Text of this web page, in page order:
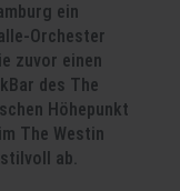
ein
Orchester
zuvor einen
des The
Höhepunkt
The Westin
ab.